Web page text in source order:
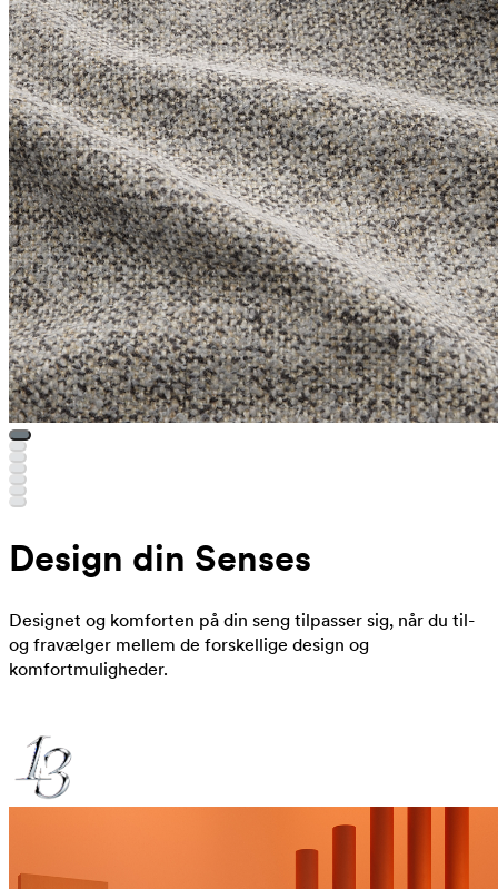
Design din Senses
Designet og komforten på din seng tilpasser sig, når du til-
og fravælger mellem de forskellige design og
komfortmuligheder.